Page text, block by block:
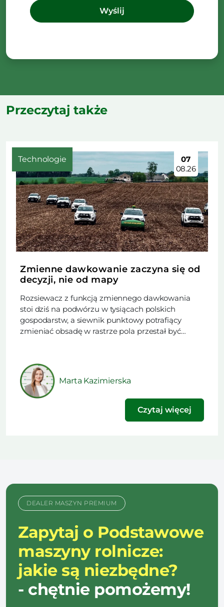
Przeczytaj także
Technologie
07
08.26
Zmienne dawkowanie zaczyna się od
decyzji, nie od mapy
Rozsiewacz z funkcją zmiennego dawkowania
stoi dziś na podwórzu w tysiącach polskich
gospodarstw, a siewnik punktowy potrafiący
zmieniać obsadę w rastrze pola przestał być
technologia ma obniżyć koszt nawożenia, czy
podnieść plon. Ten artykuł powstał na podstawie
materiału opublikowanego w najnowszym
wydaniu naszego […]
Marta Kazimierska
Czytaj więcej
DEALER MASZYN PREMIUM
Zapytaj o Podstawowe
maszyny rolnicze:
jakie są niezbędne?
- chętnie pomożemy!